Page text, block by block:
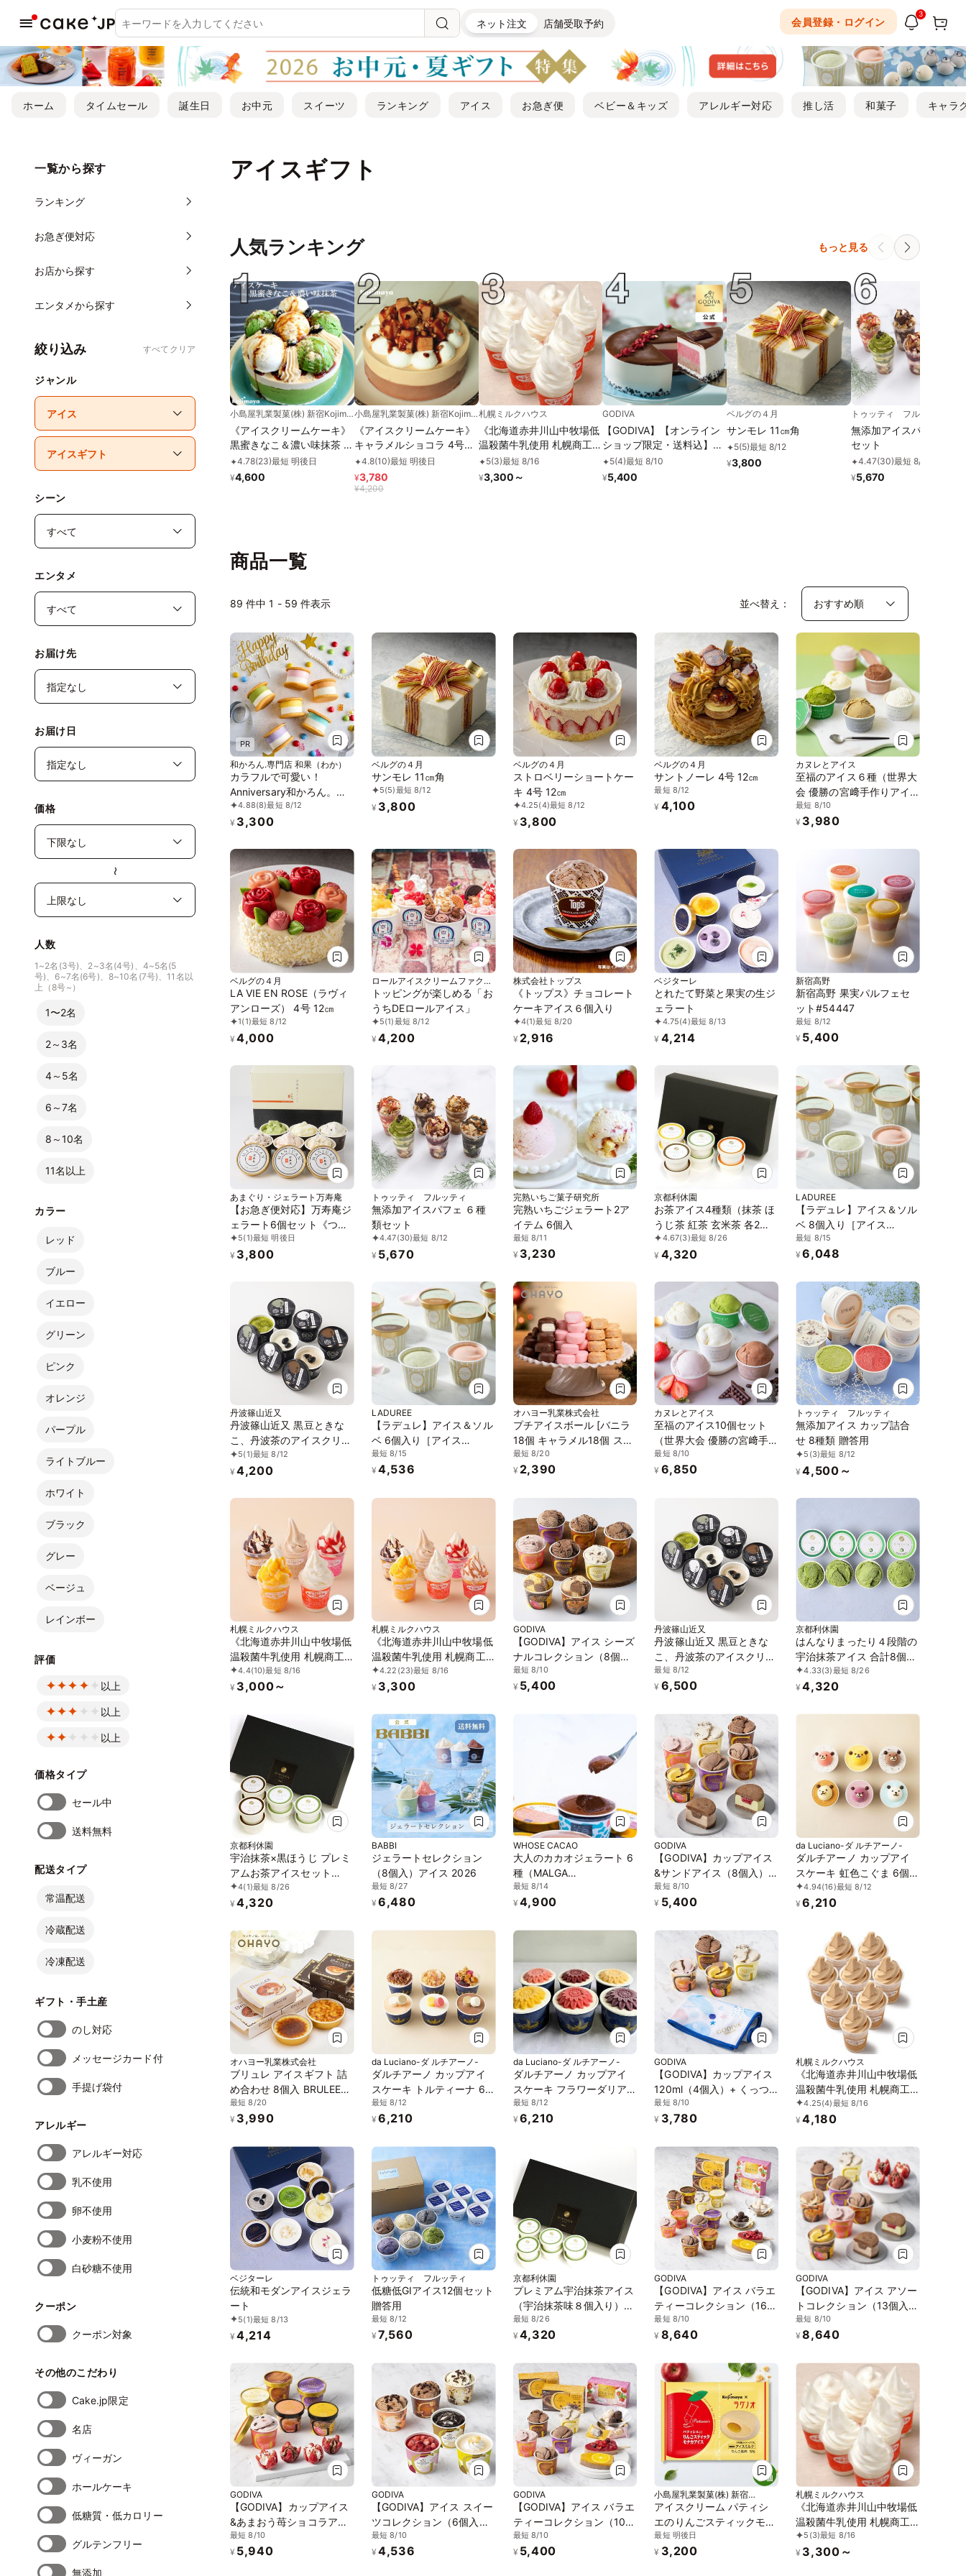
ネット注文 店舗受取予約 会員登録・ログイン
3
ホーム タイムセール 誕生日 お中元 スイーツ ランキング アイス お急ぎ便 ベビー＆キッズ アレルギー対応 推し活 和菓子 キャラ
アイスギフト
一覧から探す
ランキング
お急ぎ便対応
お店から探す
エンタメから探す
絞り込み すべてクリア
ジャンル
シーン
エンタメ
お届け先
お届け日
価格
〜
人数
1~2名(3号)、2~3名(4号)、4~5名(5
号)、6~7名(6号)、8~10名(7号)、11名以
上（8号~）
1〜2名
2～3名
4～5名
6～7名
8～10名
11名以上
カラー
レッド
ブルー
イエロー
グリーン
ピンク
オレンジ
パープル
ライトブルー
ホワイト
ブラック
グレー
ベージュ
レインボー
評価
以上
以上
以上
価格タイプ
セール中
送料無料
配送タイプ
常温配送
冷蔵配送
冷凍配送
ギフト・手土産
のし対応
メッセージカード付
手提げ袋付
アレルギー
アレルギー対応
乳不使用
卵不使用
小麦粉不使用
白砂糖不使用
クーポン
クーポン対象
その他のこだわり
Cake.jp限定
名店
ヴィーガン
ホールケーキ
低糖質・低カロリー
グルテンフリー
無添加
人気ランキング もっと見る
小島屋乳業製菓(株) 新宿Kojimaya
《アイスクリームケーキ》
黒蜜きなこ＆濃い味抹茶 4
号 12cm 名入れ メッセー
ジ 選択可 チョコプレート
✦4.78(23)最短 明後日
¥4,600
小島屋乳業製菓(株) 新宿Kojimaya
《アイスクリームケーキ》
キャラメルショコラ 4号
12cm 名入れ メッセージ
選択可 チョコプレート お
中元 2026 アイス2026
✦4.8(10)最短 明後日
¥3,780
¥4,200
札幌ミルクハウス
《北海道赤井川山中牧場低
温殺菌牛乳使用 札幌商工会
議所北のブランド2026認
証品》バニラソフトクリー
✦5(3)最短 8/16
¥3,300 ～
GODIVA
【GODIVA】【オンライン
ショップ限定・送料込】ア
イスケーキ ショコラフラン
ボワーズ お中元2026
✦5(4)最短 8/10
¥5,400
ベルグの４月
サンモレ 11㎝角
✦5(5)最短 8/12
¥3,800
トゥッティ フルッティ
無添加アイスパフェ ６
セット
✦4.47(30)最短 8/12
¥5,670
商品一覧
89 件中 1 - 59 件表示 並べ替え：
PR
和かろん.専門店 和果（わか）
カラフルで可愛い！
Anniversary和かろん。～
6個セットアイス2026
4.88(8)最短 8/12
¥ 3,300
ベルグの４月
サンモレ 11㎝角
5(5)最短 8/12
¥ 3,800
ベルグの４月
ストロベリーショートケー
キ 4号 12㎝
4.25(4)最短 8/12
¥ 3,800
ベルグの４月
サントノーレ 4号 12㎝
最短 8/12
¥ 4,100
カヌレとアイス
至福のアイス６種（世界大
会 優勝の宮﨑手作りアイ
ス６個セット）アイス
2026
最短 8/10
¥ 3,980
ベルグの４月
LA VIE EN ROSE（ラヴィ
アンローズ） 4号 12㎝
1(1)最短 8/12
¥ 4,000
ロールアイスクリームファクト
リー
トッピングが楽しめる「お
うちDEロールアイス」
5(1)最短 8/12
¥ 4,200
株式会社トップス
《トップス》チョコレート
ケーキアイス６個入り
4(1)最短 8/20
¥ 2,916
ベジターレ
とれたて野菜と果実の生ジ
ェラート
4.75(4)最短 8/13
¥ 4,214
新宿高野
新宿高野 果実パルフェセ
ット#54447
最短 8/12
¥ 5,400
あまぐり・ジェラート万寿庵
【お急ぎ便対応】万寿庵ジ
ェラート6個セット《つぶ
あま、ミルク、いちご、抹
茶、チョコチップ、クッキ
5(1)最短 明後日
¥ 3,800
トゥッティ フルッティ
無添加アイスパフェ ６種
類セット
4.47(30)最短 8/12
¥ 5,670
完熟いちご菓子研究所
完熟いちごジェラート2ア
イテム 6個入
最短 8/11
¥ 3,230
京都利休園
お茶アイス4種類（抹茶 ほ
うじ茶 紅茶 玄米茶 各2個
合計8個）item-ice-4set-
mhkg
4.67(3)最短 8/26
¥ 4,320
LADUREE
【ラデュレ】アイス＆ソル
ベ 8個入り［アイス
2026］
最短 8/15
¥ 6,048
丹波篠山近又
丹波篠山近又 黒豆ときな
こ、丹波茶のアイスクリー
ム 6個
5(1)最短 8/12
¥ 4,200
LADUREE
【ラデュレ】アイス＆ソル
ベ 6個入り［アイス
2026］
最短 8/15
¥ 4,536
オハヨー乳業株式会社
プチアイスボール [バニラ
18個 キャラメル18個 スト
ロベリー18個 計54個] ア
イス 2026 お中元2026
最短 8/20
¥ 2,390
カヌレとアイス
至福のアイス10個セット
（世界大会 優勝の宮﨑手
作りアイス）アイス2026
最短 8/10
¥ 6,850
トゥッティ フルッティ
無添加アイス カップ詰合
せ 8種類 贈答用
5 (3)最短 8/12
¥ 4,500～
札幌ミルクハウス
《北海道赤井川山中牧場低
温殺菌牛乳使用 札幌商工
会議所北のブランド2026
認証品》ソフトクリームお
イス 2026」「お中元
2026」
4.4(10)最短 8/16
¥ 3,000～
札幌ミルクハウス
《北海道赤井川山中牧場低
温殺菌牛乳使用 札幌商工
会議所北のブランド2026
認証品》北海道からお取り
類入ったセット「アイス
2026」「お中元2026」
4.22 (23)最短 8/16
¥ 3,300
GODIVA
【GODIVA】アイス シーズ
ナルコレクション（8個入​
）お中元2026
最短 8/10
¥ 5,400
丹波篠山近又
丹波篠山近又 黒豆ときな
こ、丹波茶のアイスクリー
ム 12個
最短 8/12
¥ 6,500
京都利休園
はんなりまったり４段階の
宇治抹茶アイス 合計8個入
り item-ice-matcha4set
4.33(3)最短 8/26
¥ 4,320
京都利休園
宇治抹茶×黒ほうじ プレミ
アムお茶アイスセット
item-ice-2set-matcha-
houjicha
4(1)最短 8/26
¥ 4,320
BABBI
ジェラートセレクション
（8個入）アイス 2026
最短 8/27
¥ 6,480
WHOSE CACAO
大人のカカオジェラート 6
種（MALGA
GELATO×WHOSE
CACAO）アイス 2026
最短 8/14
¥ 4,900
GODIVA
【GODIVA】カップアイス
&サンドアイス（8個入​）
お中元2026
最短 8/10
¥ 5,400
da Luciano-ダ ルチアーノ-
ダルチアーノ カップアイ
スケーキ 虹色こぐま 6個セ
ット アイス2026 お中元
2026
4.94(16)最短 8/12
¥ 6,210
オハヨー乳業株式会社
ブリュレ アイスギフト 詰
め合わせ 8個入 BRULEE
[ミルク4個 キャラメル4
個] アイス 2026 お中元
最短 8/20
¥ 3,990
da Luciano-ダ ルチアーノ-
ダルチアーノ カップアイ
スケーキ トルティーナ 6個
セット アイス2026 お中元
2026
最短 8/12
¥ 6,210
da Luciano-ダ ルチアーノ-
ダルチアーノ カップアイ
スケーキ フラワーダリア 6
個セット アイス2026 お中
元2026
最短 8/12
¥ 6,210
GODIVA
【GODIVA】カップアイス
120ml（4個入）+ くっつ
く保冷クロスセット お中
元2026
最短 8/10
¥ 3,780
札幌ミルクハウス
《北海道赤井川山中牧場低
温殺菌牛乳使用 札幌商工
会議所北のブランド2026
認証品》カフェオレソフト
ス 2026」「お中元2026」
4.25(4)最短 8/16
¥ 4,180
ベジターレ
伝統和モダンアイスジェラ
ート
5(1)最短 8/13
¥ 4,214
トゥッティ フルッティ
低糖低GIアイス12個セット
贈答用
最短 8/12
¥ 7,560
京都利休園
プレミアム宇治抹茶アイス
（宇治抹茶味８個入り）
ice-matcha
最短 8/26
¥ 4,320
GODIVA
【GODIVA】アイス バラエ
ティーコレクション（16個
入​）お中元2026
最短 8/10
¥ 8,640
GODIVA
【GODIVA】アイス アソー
トコレクション（13個入​）
お中元2026
最短 8/10
¥ 8,640
GODIVA
【GODIVA】カップアイス
&あまおう苺ショコラアイ
ス（10個入​）お中元2026
最短 8/10
¥ 5,940
GODIVA
【GODIVA】アイス スイー
ツコレクション（6個入​）
お中元2026
最短 8/10
¥ 4,536
GODIVA
【GODIVA】アイス バラエ
ティーコレクション（10個
入​）お中元2026
最短 8/10
¥ 5,400
小島屋乳業製菓(株) 新宿
Kojimaya
アイスクリーム パティシ
エのりんごスティックモナ
カアイス 6個セット 青森
ラグノオささき 新宿
最短 明後日
¥ 3,200
札幌ミルクハウス
《北海道赤井川山中牧場低
温殺菌牛乳使用 札幌商工
会議所北のブランド2026
認証品》バニラソフトクリ
5 (3)最短 8/16
¥ 3,300～